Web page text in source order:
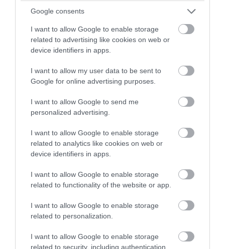
Google consents
I want to allow Google to enable storage
related to advertising like cookies on web or
device identifiers in apps.
I want to allow my user data to be sent to
Google for online advertising purposes.
I want to allow Google to send me
personalized advertising.
I want to allow Google to enable storage
related to analytics like cookies on web or
device identifiers in apps.
I want to allow Google to enable storage
related to functionality of the website or app.
I want to allow Google to enable storage
related to personalization.
I want to allow Google to enable storage
related to security, including authentication
1860-as évek végére végleg kialudtak a tüzek a sörfőző
üstök alatt.
A sörfőzők kötelezettségei
A jászkunok értékrendjében a földnek volt valódi értéke, a
19. század elejéig a szakmák és mesterségek nem élveztek
nagy megbecsülést. A nagyobb tőkebefektetést igénylő
vállalkozások szintén távol álltak gondolkodásuktól,
mentalitásuktól. A német, stájer mesterekben viszont
buzgott a vállalkozó szellem, s távoli vidékeken próbáltak
szerencsét. Általában rendelkeztek a szükséges tőkével és
nyertek a helyi társadalomba.
A nevek hasonlatos csengése miatt a német sörfőzőket
sokszor zsidónak nézték, mivel különböző módon